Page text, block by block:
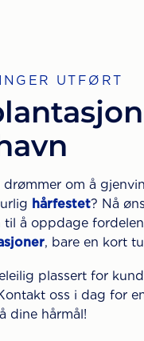
UTFØRT
om å
hårfestet? Nå
til å oppdage
, bare en kort
plassert for
oss i dag for
dine hårmål!